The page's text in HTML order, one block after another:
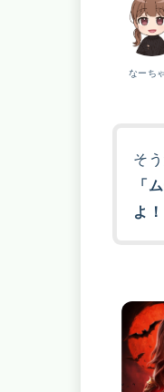
なーち
そ
「
よ！